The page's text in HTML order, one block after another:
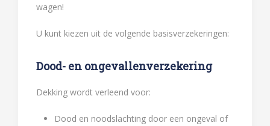
wagen!
U kunt kiezen uit de volgende basisverzekeringen:
Dood- en ongevallenverzekering
Dekking wordt verleend voor:
Dood en noodslachting door een ongeval of